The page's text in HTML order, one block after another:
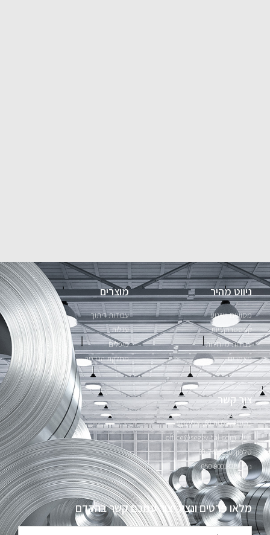
ניווט מהיר
מסועים ושינוע
קונסטרוקציות
עבודות מיוחדות
מאמרים
מוצרים
עבודות ריתוך
עגלות
מיכלים
מחלקת הנדסה
צור קשר
כתובת: כלנית 60, אלישמע
מייל: office@segev-tal.com
טלפון: 09-7414230
נייד: 050-9001328
מלאו פרטים ונציג יצור עמכם קשר בהקדם